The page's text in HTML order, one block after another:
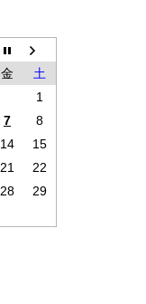
金
土
1
7
8
14
15
21
22
28
29